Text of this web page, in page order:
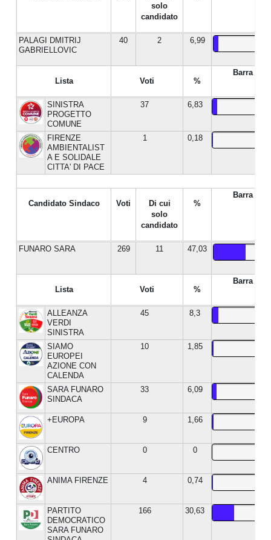
solo
candidato
PALAGI DMITRIJ
GABRIELLOVIC
40 2 6,99
Lista Voti %
Barra %
SINISTRA
PROGETTO
COMUNE
37 6,83
FIRENZE
AMBIENTALIST
A E SOLIDALE
CITTA' DI PACE
1 0,18
Candidato Sindaco Voti
Di cui
solo
candidato
%
Barra %
FUNARO SARA 269 11 47,03
Lista Voti %
Barra %
ALLEANZA
VERDI
SINISTRA
45 8,3
SIAMO
EUROPEI
AZIONE CON
CALENDA
10 1,85
SARA FUNARO
SINDACA
33 6,09
+EUROPA 9 1,66
CENTRO 0 0
ANIMA FIRENZE 4 0,74
PARTITO
DEMOCRATICO
SARA FUNARO
166 30,63